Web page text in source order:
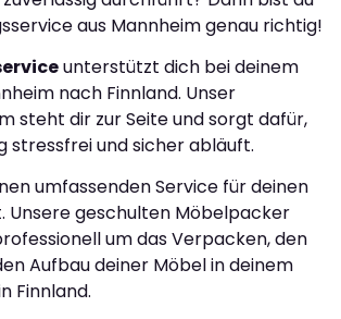
aus Mannheim genau richtig!
unterstützt dich bei deinem
nach Finnland. Unser
steht dir zur Seite und sorgt dafür,
stressfrei und sicher abläuft.
umfassenden Service für deinen
Unsere geschulten Möbelpacker
um das Verpacken, den
Aufbau deiner Möbel in deinem
Finnland.